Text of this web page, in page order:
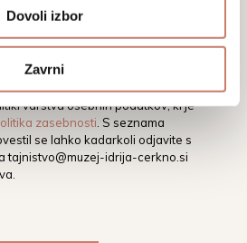
Dovoli izbor
Zavrni
elektronskega naslova soglašate,
Idrija na vaš elektronski naslov
glede varstva osebnih
in obveznosti v tej zvezi, so
varstva osebnih podatkov, ki je
zasebnosti. S seznama
se lahko kadarkoli odjavite s
tajnistvo@muzej-idrija-cerkno.si